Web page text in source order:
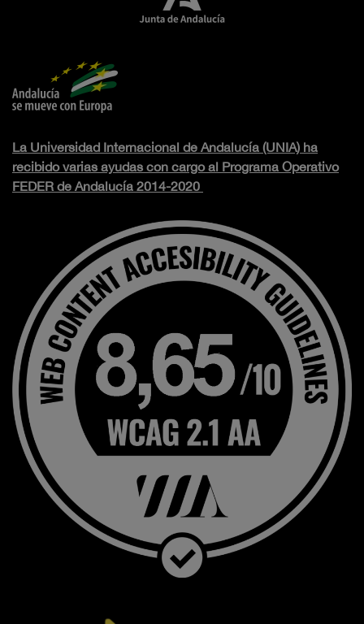
La Universidad Internacional de Andalucía (UNIA) ha
recibido varias ayudas con cargo al Programa Operativo
FEDER de Andalucía 2014-2020